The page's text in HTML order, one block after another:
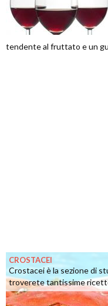
tendente al fruttato e un
CROSTACEI
Crostacei è la sezione di
troverete tantissime